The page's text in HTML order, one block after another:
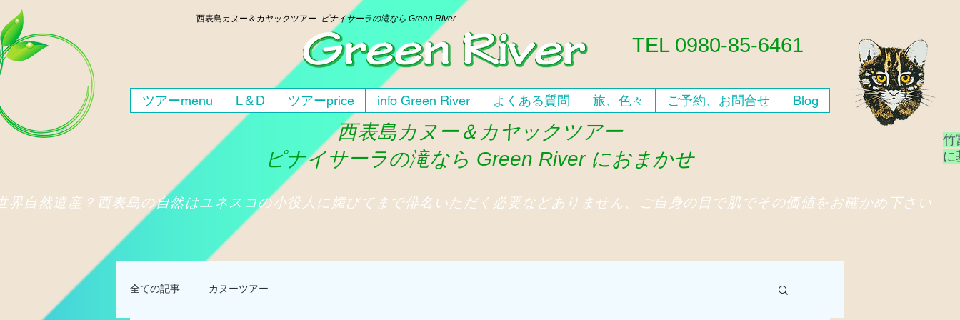
​TEL 0980-85-6461
西表島カヌー＆カヤックツアー ピナイサーラの滝なら Green River
ツアーmenu L＆D ツアーprice info Green River よくある質問 旅、色々 ご予約、お問合せ Blog
西表島カヌー＆カヤックツアー
ピナイサーラの滝なら Green River におまかせ
竹
に
界自然遺産？西表島の自然はユネスコの小役人に媚びてまで俳名いただく必要などありません、ご自身の目で肌でその価値をお確かめ下さい
全ての記事 カヌーツアー